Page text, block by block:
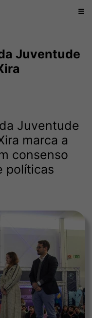
☰
Juventude
Juventude
marca a
consenso
políticas